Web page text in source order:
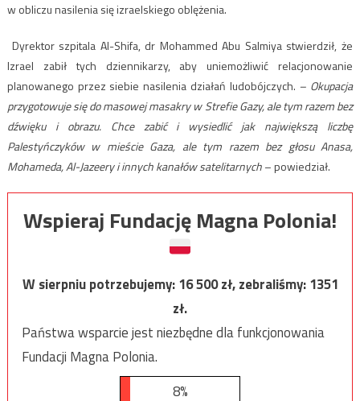
w obliczu nasilenia się izraelskiego oblężenia.
Dyrektor szpitala Al-Shifa, dr Mohammed Abu Salmiya stwierdził, że
Izrael zabił tych dziennikarzy, aby uniemożliwić relacjonowanie
planowanego przez siebie nasilenia działań ludobójczych. – Okupacja
przygotowuje się do masowej masakry w Strefie Gazy, ale tym razem bez
dźwięku i obrazu. Chce zabić i wysiedlić jak największą liczbę
Palestyńczyków w mieście Gaza, ale tym razem bez głosu Anasa,
Mohameda, Al-Jazeery i innych kanałów satelitarnych– powiedział.
Wspieraj Fundację Magna Polonia!
W sierpniu potrzebujemy:16 500zł, zebraliśmy:1351
zł.
Państwa wsparcie jest niezbędne dla funkcjonowania
Fundacji Magna Polonia.
8%